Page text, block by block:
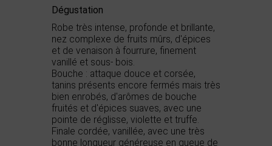
Dégustation
Robe très intense, profonde et brillante,
nez complexe de fruits mûrs, d'épices
et de venaison à fourrure, finement
vanillé et sous- bois.
Bouche : attaque douce et corsée,
tanins présents encore fermés mais très
bien enrobés, d'arômes de bouche
fruités et d'épices suaves, avec une
pointe de réglisse, violette et truffe.
Finale cordée, vanillée, avec une très
bonne longueur généreuse en queue de